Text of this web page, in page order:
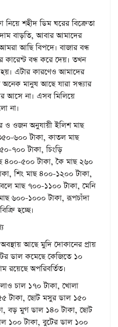
নিয়ে শহীদ ডিম ঘরের বিক্রেতা
বাড়তি, আবার আমাদের
আছি বিপদে। বাজার বন্ধ
কারেন্ট বন্ধ করে দেয়। তখন
এটার কারণেও আমাদের
মানুষ আছে যারা সন্ধ্যার
আসে না। এসব মিলিয়ে
না।
ও ওজন অনুযায়ী ইলিশ মাছ
৬০০ টাকা, কাতল মাছ
৭০০ টাকা, চিংড়ি
৪০০-৫০০ টাকা, কৈ মাছ ২৬০
শিং মাছ ৪০০-১২০০ টাকা,
মাছ ৭০০-১১০০ টাকা, মেনি
৬০০-১০০০ টাকা, রূপচাঁদা
হচ্ছে।
আছে মুদি দোকানের প্রায়
ডাল কমেছে কেজিতে ১০
রয়েছে অপরিবর্তিত।
চাল ১৭০ টাকা, খোলা
টাকা, ছোট মসুর ডাল ১৫০
বড় মুগ ডাল ১৪০ টাকা, ছোট
১০০ টাকা, বুটের ডাল ১০০